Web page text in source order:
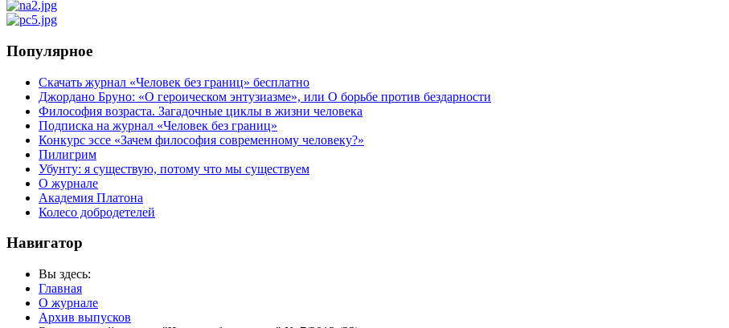
Популярное
Скачать журнал «Человек без границ» бесплатно
Джордано Бруно: «О героическом энтузиазме», или О борьбе против бездарности
Философия возраста. Загадочные циклы в жизни человека
Подписка на журнал «Человек без границ»
Конкурс эссе «Зачем философия современному человеку?»
Пилигрим
Убунту: я существую, потому что мы существуем
О журнале
Академия Платона
Колесо добродетелей
Навигатор
Вы здесь:
Главная
О журнале
Архив выпусков